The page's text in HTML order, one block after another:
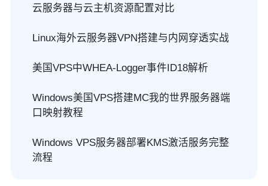
云服务器与云主机资源配置对比
Linux海外云服务器VPN搭建与内网穿透实战
美国VPS中WHEA-Logger事件ID18解析
Windows美国VPS搭建MC我的世界服务器端
口映射教程
Windows VPS服务器部署KMS激活服务完整
流程